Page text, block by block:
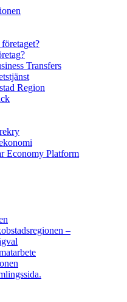
Transfers
Region
Economy Platform
–